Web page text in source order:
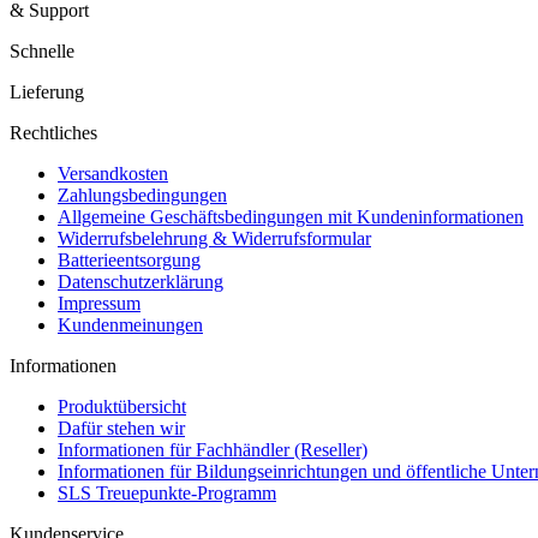
& Support
Schnelle
Lieferung
Rechtliches
Versandkosten
Zahlungsbedingungen
Allgemeine Geschäftsbedingungen mit Kundeninformationen
Widerrufsbelehrung & Widerrufsformular
Batterieentsorgung
Datenschutzerklärung
Impressum
Kundenmeinungen
Informationen
Produktübersicht
Dafür stehen wir
Informationen für Fachhändler (Reseller)
Informationen für Bildungseinrichtungen und öffentliche
SLS Treuepunkte-Programm
Kundenservice